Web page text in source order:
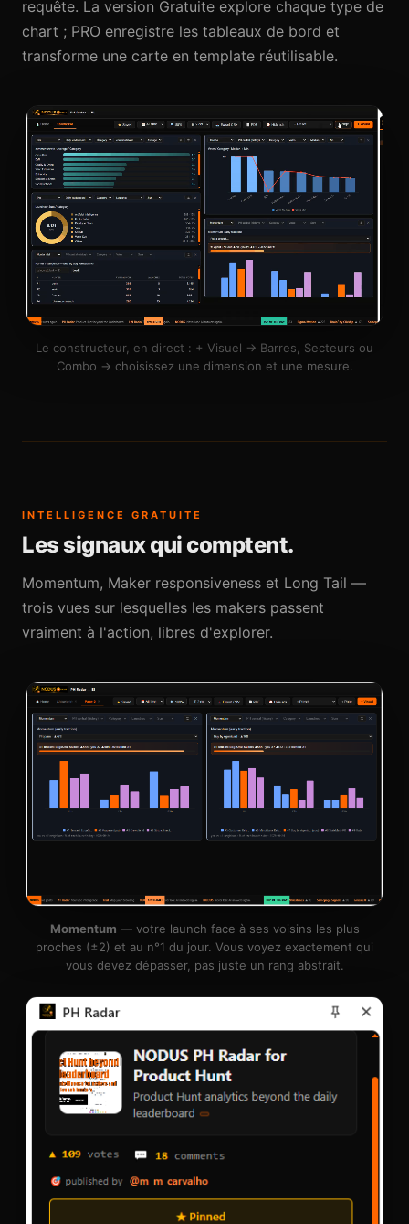
requête. La version Gratuite explore chaque type de
chart ; PRO enregistre les tableaux de bord et
transforme une carte en template réutilisable.
Le constructeur, en direct : + Visuel → Barres, Secteurs ou
Combo → choisissez une dimension et une mesure.
INTELLIGENCE GRATUITE
Les signaux qui comptent.
Momentum, Maker responsiveness et Long Tail —
trois vues sur lesquelles les makers passent
vraiment à l'action, libres d'explorer.
Momentum — votre launch face à ses voisins les plus
proches (±2) et au n°1 du jour. Vous voyez exactement qui
vous devez dépasser, pas juste un rang abstrait.